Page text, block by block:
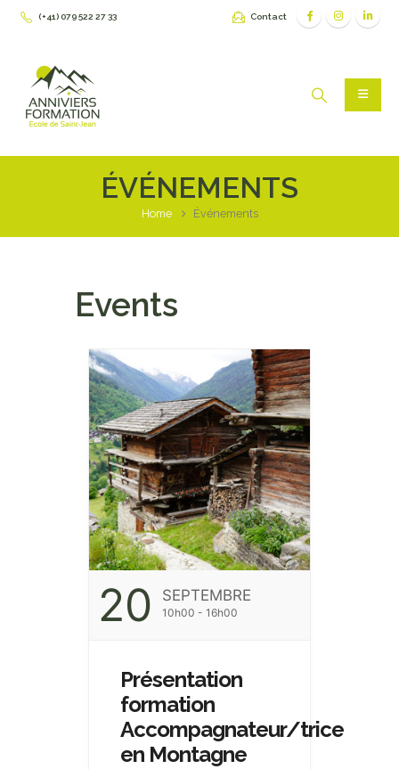
(+41) 079 522 27 33 Contact
ÉVÉNEMENTS
Home Événements
Events
20 SEPTEMBRE
10h00 - 16h00
Présentation
formation
Accompagnateur/trice
en Montagne